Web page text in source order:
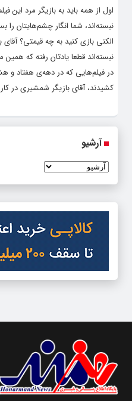
اول از همه باید به بازیگر مرد این
نبسته‌اند، شما انگار چشم‌هایتان
الکنی بازی کنید به چه قیمتی؟
نبسته‌اند قطعا یادتان رفته که
در فیلم‌هایی که در دهه‌ی هفتاد و
کشیدند، آقای بازیگر شمشیری در
آرشیو